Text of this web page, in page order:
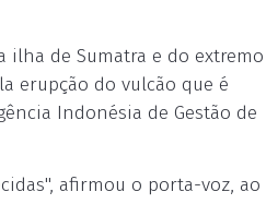
de Sumatra e do extremo
erupção do vulcão que é
Indonésia de Gestão de
afirmou o porta-voz, ao